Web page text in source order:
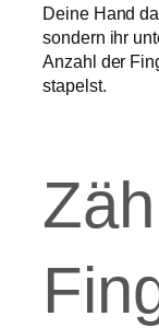
Deine Hand
sondern ihr
Anzahl der
stapelst.